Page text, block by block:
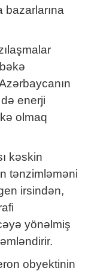
bazarlarına
enerji
olmaq
kəskin
tənzimləməni
irsindən,
yönəlmiş
obyektinin